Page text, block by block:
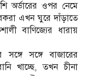
অর্ডারের ওপর নেমে
এখন ঘুরে দাঁড়াতে
বাণিজ্যের ধারায়
সঙ্গে বাজারের
খাচ্ছে, তখন চীনা